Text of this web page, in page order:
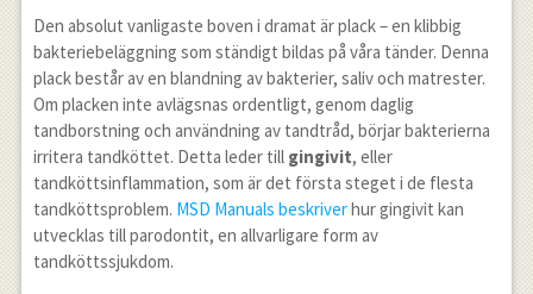
Den absolut vanligaste boven i dramat är plack – en klibbig
bakteriebeläggning som ständigt bildas på våra tänder. Denna
plack består av en blandning av bakterier, saliv och matrester.
Om placken inte avlägsnas ordentligt, genom daglig
tandborstning och användning av tandtråd, börjar bakterierna
irritera tandköttet. Detta leder till gingivit, eller
tandköttsinflammation, som är det första steget i de flesta
tandköttsproblem. MSD Manuals beskriverhur gingivit kan
utvecklas till parodontit, en allvarligare form av
tandköttssjukdom.